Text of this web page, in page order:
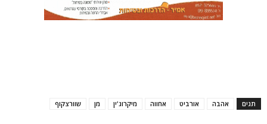
תגים אהבה אורביט אחווה מיקרוג'ין מן שוורצקוף